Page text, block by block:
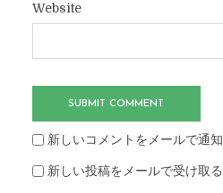
Website
新しいコメントをメールで通知
新しい投稿をメールで受け取る